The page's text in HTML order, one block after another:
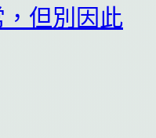
但別因此